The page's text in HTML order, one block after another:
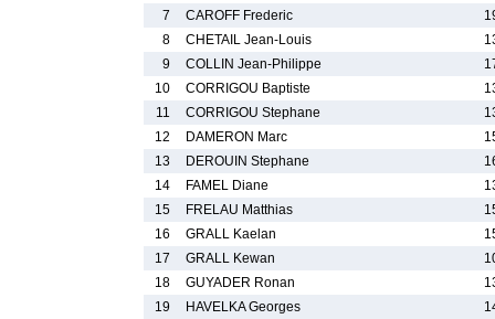
7
CAROFF Frederic
8
CHETAIL Jean-Louis
9
COLLIN Jean-Philippe
10
CORRIGOU Baptiste
11
CORRIGOU Stephane
12
DAMERON Marc
13
DEROUIN Stephane
14
FAMEL Diane
15
FRELAU Matthias
16
GRALL Kaelan
17
GRALL Kewan
18
GUYADER Ronan
19
HAVELKA Georges